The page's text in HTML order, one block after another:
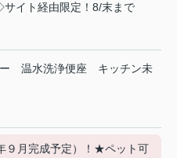
イト経由限定！8/末まで
温水洗浄便座
キッチン未
９月完成予定）！★ペット可